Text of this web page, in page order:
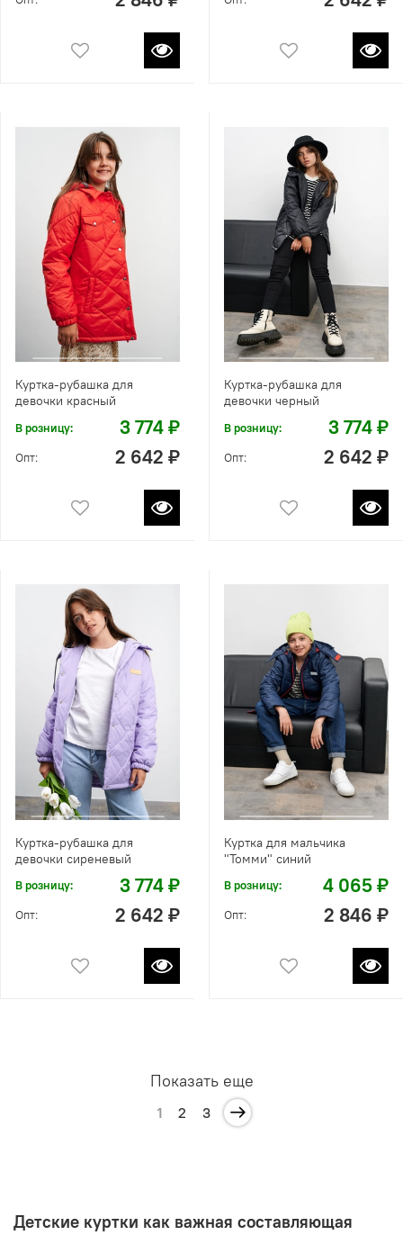
Куртка-рубашка для
девочки красный
В розницу: 3 774 ₽
Опт: 2 642 ₽
Куртка-рубашка для
девочки черный
В розницу: 3 774 ₽
Опт: 2 642 ₽
Куртка-рубашка для
девочки сиреневый
В розницу: 3 774 ₽
Опт: 2 642 ₽
Куртка для мальчика
"Томми" синий
В розницу: 4 065 ₽
Опт: 2 846 ₽
Показать еще
1 2 3
Детские куртки как важная составляющая